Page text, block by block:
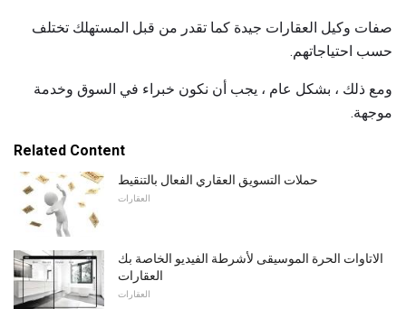
صفات وكيل العقارات جيدة كما تقدر من قبل المستهلك تختلف
حسب احتياجاتهم.
ومع ذلك ، بشكل عام ، يجب أن نكون خبراء في السوق وخدمة
موجهة.
Related Content
حملات التسويق العقاري الفعال بالتنقيط
العقارات
الاتاوات الحرة الموسيقى لأشرطة الفيديو الخاصة بك
العقارات
العقارات